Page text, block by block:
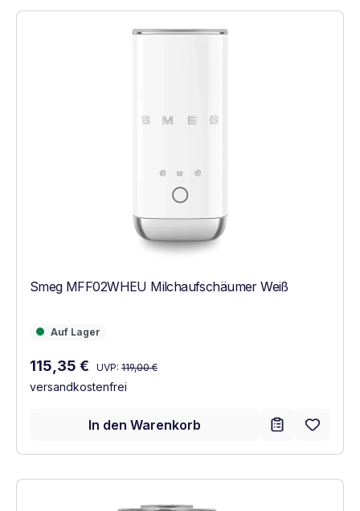
Smeg MFF02WHEU Milchaufschäumer Weiß
Auf Lager
Auf Lager
Verkaufspreis:
115,35 € Regulärer Preis:
UVP: 119,00 €
versandkostenfrei
In den Warenkorb